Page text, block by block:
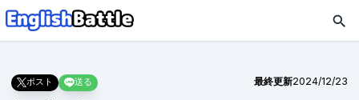
ポスト 送る 最終更新2024/12/23